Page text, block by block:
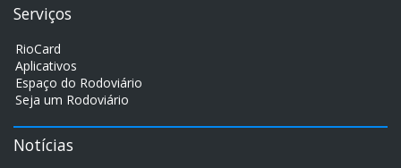
Serviços
RioCard
Aplicativos
Espaço do Rodoviário
Seja um Rodoviário
Notícias